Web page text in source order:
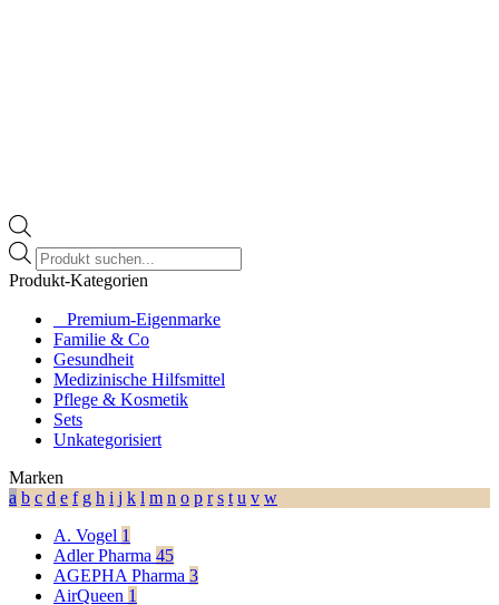
Products
search
Produkt-Kategorien
⠀​Premium-Eigenmarke
Familie & Co
Gesundheit
Medizinische Hilfsmittel
Pflege & Kosmetik
Sets
Unkategorisiert
Marken
a b c d e f g h i j k l m n o p r s t u v w
A. Vogel 1
Adler Pharma 45
AGEPHA Pharma 3
AirQueen 1